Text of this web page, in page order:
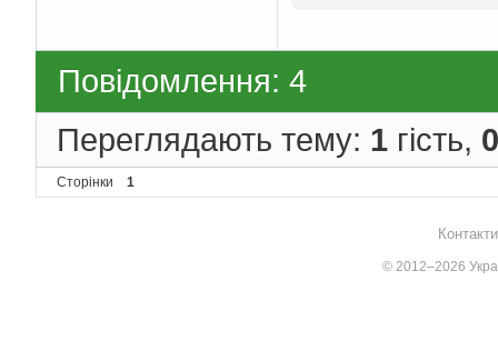
Повідомлення: 4
Переглядають тему: 1 гість, 0
Сторінки 1
© 2012–2026